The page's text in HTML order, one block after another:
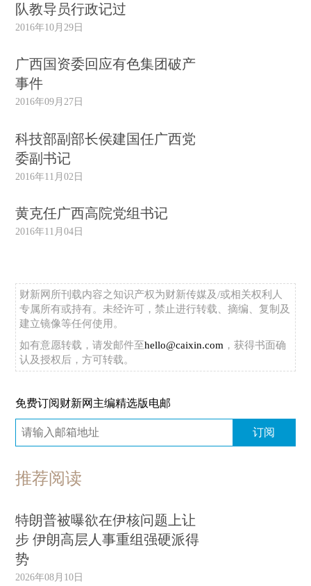
队教导员行政记过
2016年10月29日
广西国资委回应有色集团破产
事件
2016年09月27日
科技部副部长侯建国任广西党
委副书记
2016年11月02日
黄克任广西高院党组书记
2016年11月04日
财新网所刊载内容之知识产权为财新传媒及/或相关权利人
专属所有或持有。未经许可，禁止进行转载、摘编、复制及
建立镜像等任何使用。
如有意愿转载，请发邮件至hello@caixin.com ，获得书面确
认及授权后，方可转载。
免费订阅财新网主编精选版电邮
订阅
推荐阅读
特朗普被曝欲在伊核问题上让
步 伊朗高层人事重组强硬派得
势
2026年08月10日